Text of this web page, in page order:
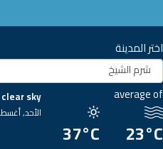
اختر المدينة
average of
23°C
37°C
clear sky
الأحد,